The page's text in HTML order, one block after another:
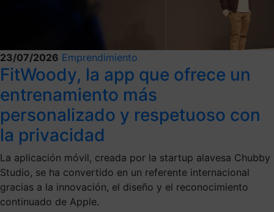
23/07/2026 Emprendimiento
FitWoody, la app que ofrece un
entrenamiento más
personalizado y respetuoso con
la privacidad
La aplicación móvil, creada por la startup alavesa Chubby
Studio, se ha convertido en un referente internacional
gracias a la innovación, el diseño y el reconocimiento
continuado de Apple.